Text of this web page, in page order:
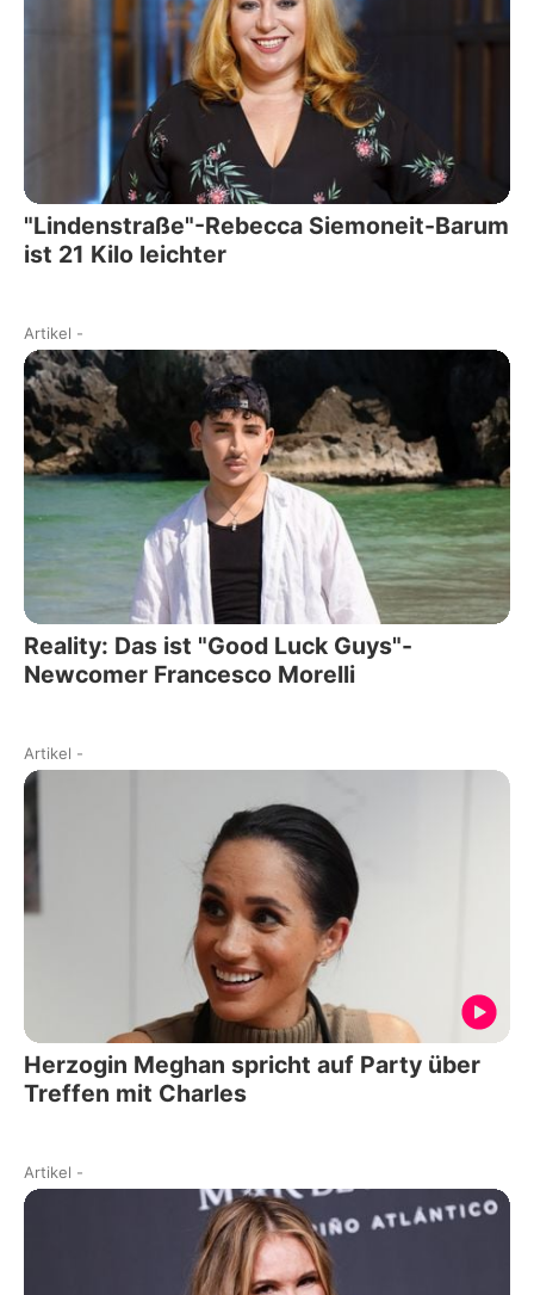
"Lindenstraße"-Rebecca Siemoneit-Barum
ist 21 Kilo leichter
Artikel -
Reality: Das ist "Good Luck Guys"-
Newcomer Francesco Morelli
Artikel -
Herzogin Meghan spricht auf Party über
Treffen mit Charles
Artikel -